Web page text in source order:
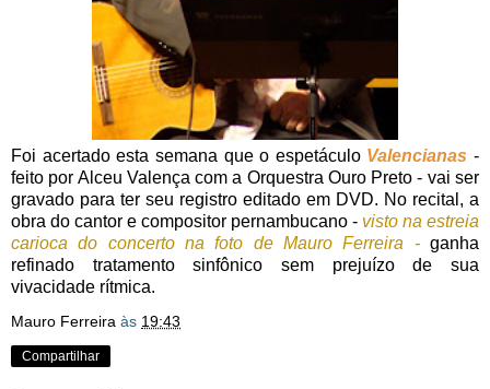
Foi acertado esta semana que o espetáculo Valencianas -
feito por Alceu Valença com a Orquestra Ouro Preto - vai ser
gravado para ter seu registro editado em DVD. No recital, a
obra do cantor e compositor pernambucano - visto na estreia
carioca do concerto na foto de Mauro Ferreira -ganha
refinado tratamento sinfônico sem prejuízo de sua
vivacidade rítmica.
Mauro Ferreira às 19:43
Compartilhar